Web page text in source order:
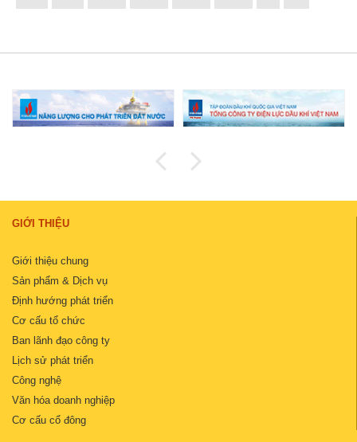
GIỚI THIỆU
Giới thiệu chung
Sản phẩm & Dịch vụ
Định hướng phát triển
Cơ cấu tổ chức
Ban lãnh đạo công ty
Lịch sử phát triển
Công nghệ
Văn hóa doanh nghiệp
Cơ cấu cổ đông